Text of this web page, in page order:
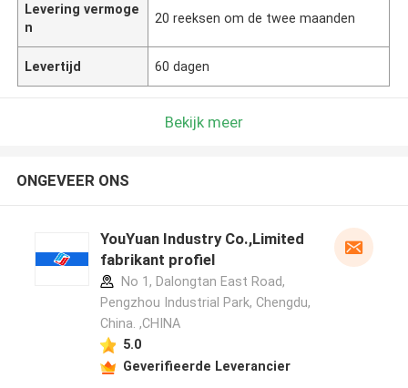
Levering vermoge
n
20 reeksen om de twee maanden
Levertijd 60 dagen
Bekijk meer
ONGEVEER ONS
YouYuan Industry Co.,Limited
fabrikant profiel
No 1, Dalongtan East Road,
Pengzhou Industrial Park, Chengdu,
China. ,CHINA
5.0
Geverifieerde Leverancier